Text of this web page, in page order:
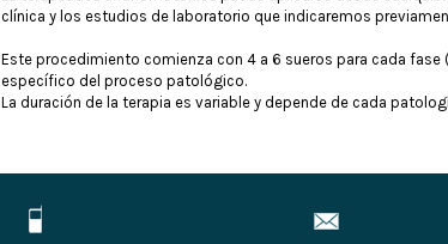
clínica y los estudios de laboratorio que indicaremos
Este procedimiento comienza con 4 a 6 sueros para cada
específico del proceso patológico.
La duración de la terapia es variable y depende de cada